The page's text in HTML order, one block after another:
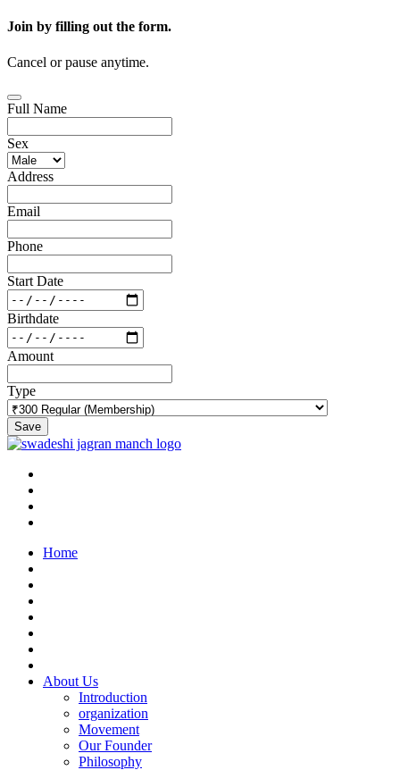
Join by filling out the form.
Cancel or pause anytime.
Full Name
Sex
Address
Email
Phone
Start Date
Birthdate
Amount
Type
Save
Home
About Us
Introduction
organization
Movement
Our Founder
Philosophy